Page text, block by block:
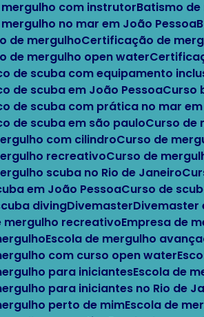
mergulho com instrutor Batismo
mergulho no mar em João Pessoa
de mergulho
Certificação de
de mergulho open water
de scuba com equipamento
de scuba em João Pessoa
de scuba com prática no mar
de scuba em são paulo
Curso
com cilindro
Curso de
recreativo
Curso de
scuba no Rio de Janeiro
em João Pessoa
Curso de
diving Divemaster
mergulho recreativo Empresa de
Escola de mergulho
com curso open water
para iniciantes Escola de
para iniciantes no Rio de
perto de mim Escola de